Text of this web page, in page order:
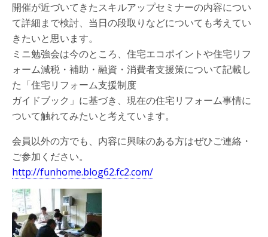
開催が近づいてきたスキルアップセミナーの内容につい
て詳細まで検討、当日の段取りなどについても考えてい
きたいと思います。
ミニ勉強会は今のところ、住宅エコポイントや住宅リフ
ォーム減税・補助・融資・消費者支援策について記載し
た「住宅リフォーム支援制度
ガイドブック」に基づき、現在の住宅リフォーム事情に
ついて触れてみたいと考えています。
会員以外の方でも、内容に興味のある方はぜひご連絡・
ご参加ください。
http://funhome.blog62.fc2.com/